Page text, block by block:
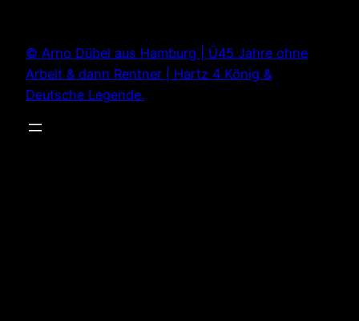
springen
© Arno Dübel aus Hamburg | Ü45 Jahre ohne
Arbeit & dann Rentner | Hartz 4 König &
Deutsche Legende.